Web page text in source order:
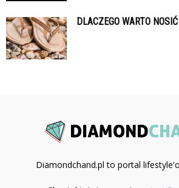
DLACZEGO WARTO
Diamondchand.pl to portal